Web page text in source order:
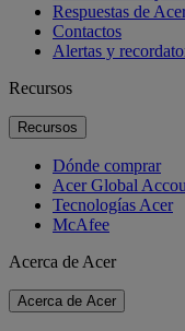
Respuestas de
Contactos
Alertas y
Recursos
Recursos
Dónde comprar
Acer Global
Tecnologías Acer
McAfee
Acerca de Acer
Acerca de Acer